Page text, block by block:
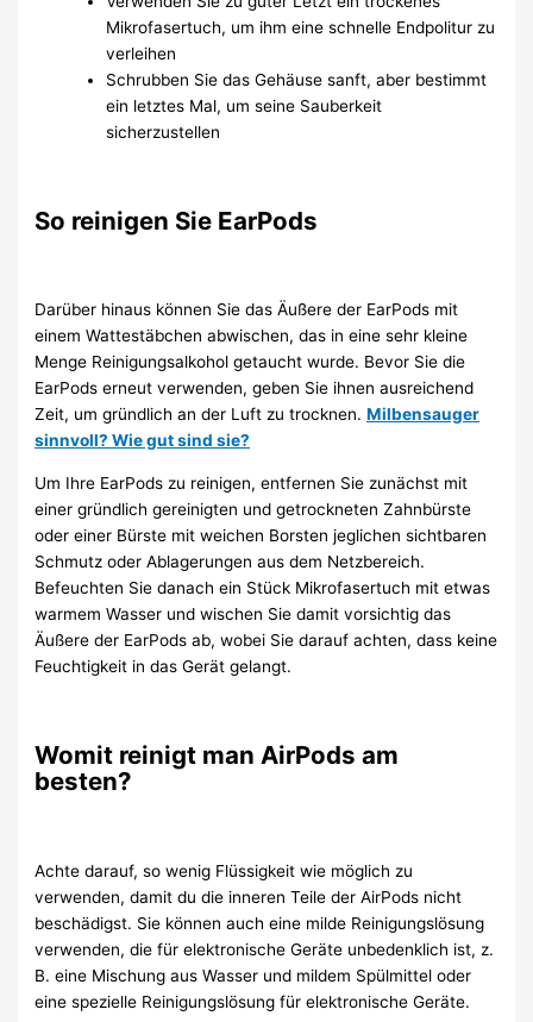
Mikrofasertuch, um ihm eine schnelle Endpolitur zu
verleihen
Schrubben Sie das Gehäuse sanft, aber bestimmt
ein letztes Mal, um seine Sauberkeit
sicherzustellen
So reinigen Sie EarPods
Darüber hinaus können Sie das Äußere der EarPods mit
einem Wattestäbchen abwischen, das in eine sehr kleine
Menge Reinigungsalkohol getaucht wurde. Bevor Sie die
EarPods erneut verwenden, geben Sie ihnen ausreichend
Zeit, um gründlich an der Luft zu trocknen.Milbensauger
sinnvoll? Wie gut sind sie?
Um Ihre EarPods zu reinigen, entfernen Sie zunächst mit
einer gründlich gereinigten und getrockneten Zahnbürste
oder einer Bürste mit weichen Borsten jeglichen sichtbaren
Schmutz oder Ablagerungen aus dem Netzbereich.
Befeuchten Sie danach ein Stück Mikrofasertuch mit etwas
warmem Wasser und wischen Sie damit vorsichtig das
Äußere der EarPods ab, wobei Sie darauf achten, dass keine
Feuchtigkeit in das Gerät gelangt.
Womit reinigt man AirPods am
besten?
Achte darauf, so wenig Flüssigkeit wie möglich zu
verwenden, damit du die inneren Teile der AirPods nicht
beschädigst. Sie können auch eine milde Reinigungslösung
verwenden, die für elektronische Geräte unbedenklich ist, z.
B. eine Mischung aus Wasser und mildem Spülmittel oder
eine spezielle Reinigungslösung für elektronische Geräte.